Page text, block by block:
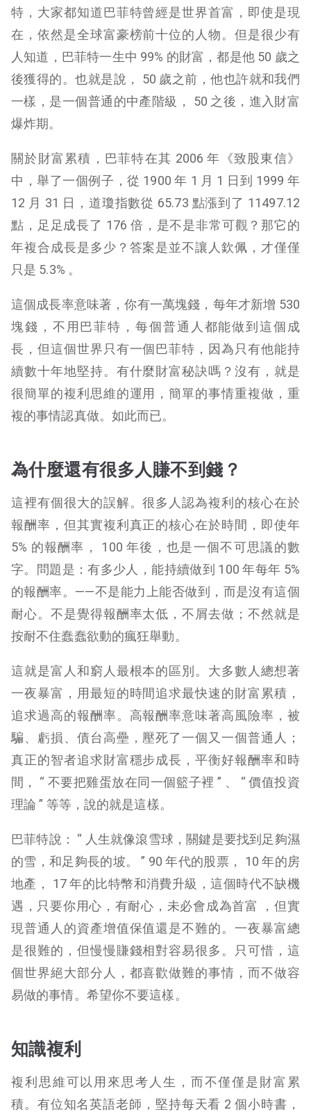
特，大家都知道巴菲特曾經是世界首富，即使是現
在，依然是全球富豪榜前十位的人物。但是很少有
人知道，巴菲特一生中 99% 的財富，都是他 50 歲之
後獲得的。也就是說， 50 歲之前，他也許就和我們
一樣，是一個普通的中產階級， 50 之後，進入財富
爆炸期。
關於財富累積，巴菲特在其 2006 年《致股東信》
中，舉了一個例子，從 1900 年 1 月 1 日到 1999 年
12 月 31 日，道瓊指數從 65.73 點漲到了 11497.12
點，足足成長了 176 倍，是不是非常可觀？那它的
年複合成長是多少？答案是並不讓人欽佩，才僅僅
只是 5.3% 。
這個成長率意味著，你有一萬塊錢，每年才新增 530
塊錢，不用巴菲特，每個普通人都能做到這個成
長，但這個世界只有一個巴菲特，因為只有他能持
續數十年地堅持。有什麼財富秘訣嗎？沒有，就是
很簡單的複利思維的運用，簡單的事情重複做，重
複的事情認真做。如此而已。
為什麼還有很多人賺不到錢？
這裡有個很大的誤解。很多人認為複利的核心在於
報酬率，但其實複利真正的核心在於時間，即使年
5% 的報酬率， 100 年後，也是一個不可思議的數
字。問題是：有多少人，能持續做到 100 年每年 5%
的報酬率。——不是能力上能否做到，而是沒有這個
耐心。不是覺得報酬率太低，不屑去做；不然就是
按耐不住蠢蠢欲動的瘋狂舉動。
這就是富人和窮人最根本的區別。大多數人總想著
一夜暴富，用最短的時間追求最快速的財富累積，
追求過高的報酬率。高報酬率意味著高風險率，被
騙、虧損、債台高壘，壓死了一個又一個普通人；
真正的智者追求財富穩步成長，平衡好報酬率和時
間， “ 不要把雞蛋放在同一個籃子裡 ” 、 “ 價值投資
理論 ” 等等，說的就是這樣。
巴菲特說： “ 人生就像滾雪球，關鍵是要找到足夠濕
的雪，和足夠長的坡。 ” 90 年代的股票， 10 年的房
地產， 17 年的比特幣和消費升級，這個時代不缺機
遇，只要你用心，有耐心，未必會成為首富 ，但實
現普通人的資產增值保值還是不難的。一夜暴富總
是很難的，但慢慢賺錢相對容易很多。只可惜，這
個世界絕大部分人，都喜歡做難的事情，而不做容
易做的事情。希望你不要這樣。
知識複利
複利思維可以用來思考人生，而不僅僅是財富累
積。有位知名英語老師，堅持每天看 2 個小時書，